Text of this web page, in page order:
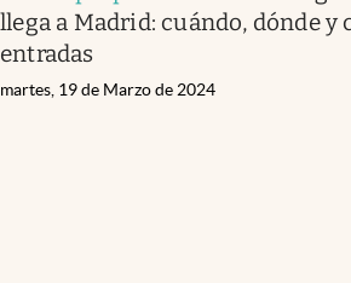
llega a Madrid: cuándo, dónde
entradas
martes, 19 de Marzo de 2024